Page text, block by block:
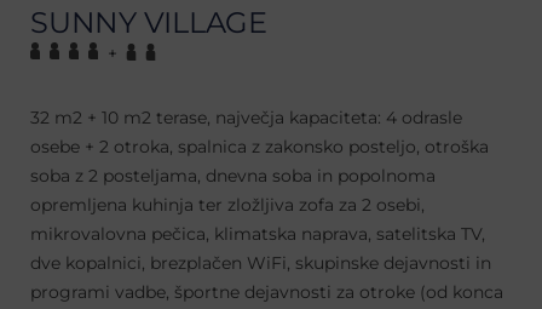
SUNNY VILLAGE
+
32 m2 + 10 m2 terase, največja kapaciteta: 4 odrasle
osebe + 2 otroka, spalnica z zakonsko posteljo, otroška
soba z 2 posteljama, dnevna soba in popolnoma
opremljena kuhinja ter zložljiva zofa za 2 osebi,
mikrovalovna pečica, klimatska naprava, satelitska TV,
dve kopalnici, brezplačen WiFi, skupinske dejavnosti in
programi vadbe, športne dejavnosti za otroke (od konca